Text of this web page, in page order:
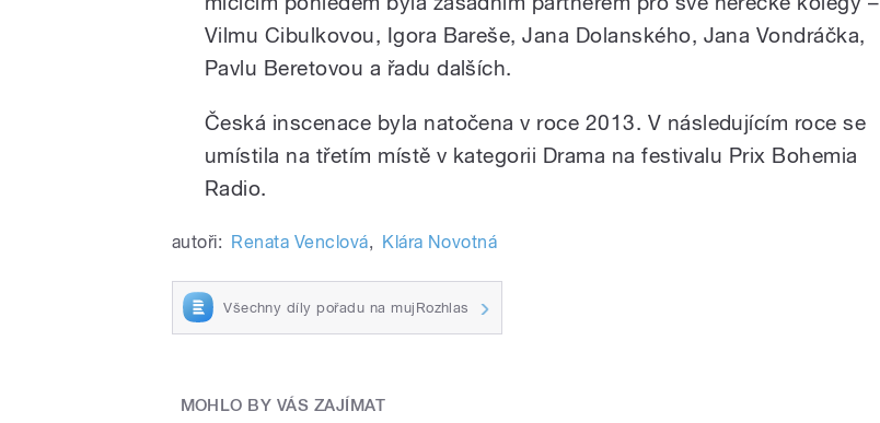
Vilmu Cibulkovou, Igora Bareše, Jana Dolanského, Jana Vondráčka,
Pavlu Beretovou a řadu dalších.
Česká inscenace byla natočena v roce 2013. V následujícím roce se
umístila na třetím místě v kategorii Drama na festivalu Prix Bohemia
Radio.
autoři: Renata Venclová, Klára Novotná
Všechny díly pořadu na mujRozhlas
MOHLO BY VÁS ZAJÍMAT